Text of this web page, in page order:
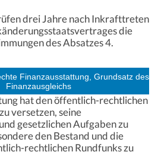
drei Jahre nach Inkrafttreten
die
des Absatzes 4.
Finanzausstattung, Grundsatz des
Finanzausgleichs
hat den öffentlich-rechtlichen
versetzen, seine
gesetzlichen Aufgaben zu
den Bestand und die
rechtlichen Rundfunks zu